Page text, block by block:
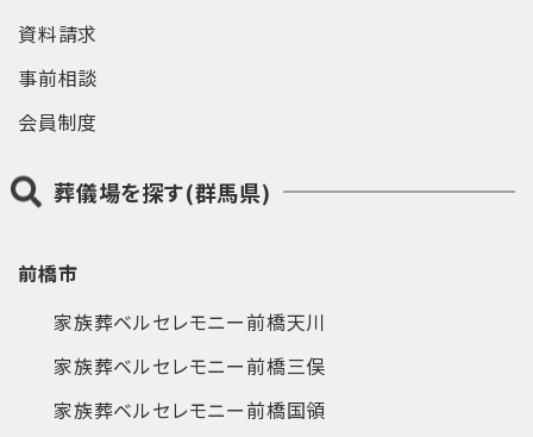
資料請求
事前相談
会員制度
葬儀場を探す(群馬県)
前橋市
家族葬ベルセレモニー前橋天川
家族葬ベルセレモニー前橋三俣
家族葬ベルセレモニー前橋国領